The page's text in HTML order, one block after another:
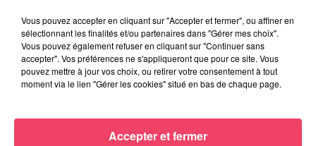
Le Toposcope - 18 06 2026
Vous pouvez accepter en cliquant sur "Accepter et fermer", ou affiner en
sélectionnant les finalités et/ou partenaires dans "Gérer mes choix".
Vous pouvez également refuser en cliquant sur "Continuer sans
accepter". Vos préférences ne s'appliqueront que pour ce site. Vous
pouvez mettre à jour vos choix, ou retirer votre consentement à tout
moment via le lien "Gérer les cookies" situé en bas de chaque page.
Accepter et fermer